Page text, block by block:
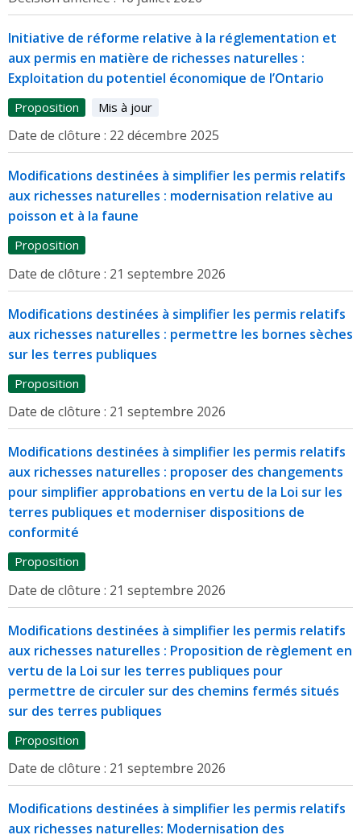
Initiative de réforme relative à la réglementation et
aux permis en matière de richesses naturelles :
Exploitation du potentiel économique de l’Ontario
Proposition Mis à jour
Date de clôture : 22 décembre 2025
Modifications destinées à simplifier les permis relatifs
aux richesses naturelles : modernisation relative au
poisson et à la faune
Proposition
Date de clôture : 21 septembre 2026
Modifications destinées à simplifier les permis relatifs
aux richesses naturelles : permettre les bornes sèches
sur les terres publiques
Proposition
Date de clôture : 21 septembre 2026
Modifications destinées à simplifier les permis relatifs
aux richesses naturelles : proposer des changements
pour simplifier approbations en vertu de la Loi sur les
terres publiques et moderniser dispositions de
conformité
Proposition
Date de clôture : 21 septembre 2026
Modifications destinées à simplifier les permis relatifs
aux richesses naturelles : Proposition de règlement en
vertu de la Loi sur les terres publiques pour
permettre de circuler sur des chemins fermés situés
sur des terres publiques
Proposition
Date de clôture : 21 septembre 2026
Modifications destinées à simplifier les permis relatifs
aux richesses naturelles: Modernisation des